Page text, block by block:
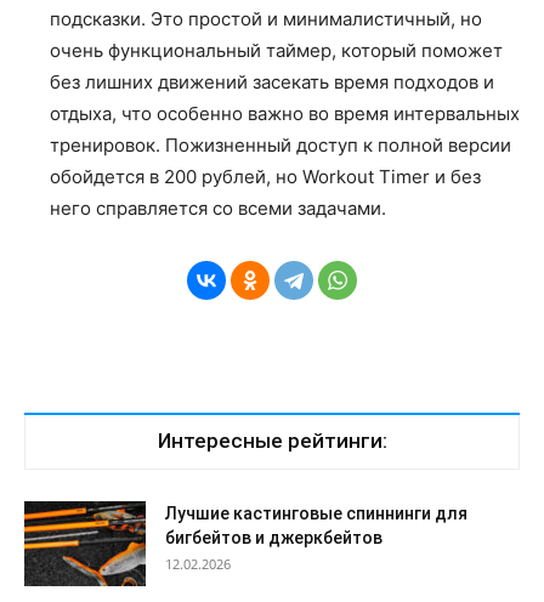
подсказки. Это простой и минималистичный, но
очень функциональный таймер, который поможет
без лишних движений засекать время подходов и
отдыха, что особенно важно во время интервальных
тренировок. Пожизненный доступ к полной версии
обойдется в 200 рублей, но Workout Timer и без
него справляется со всеми задачами.
Интересные рейтинги:
Лучшие кастинговые спиннинги для
бигбейтов и джеркбейтов
12.02.2026